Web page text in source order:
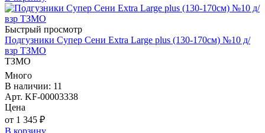
Быстрый просмотр
Подгузники Супер Сени Extra Large plus (130-170см) №10 д/
взр ТЗМО
ТЗМО
Много
В наличии: 11
Арт. KF-00003338
Цена
от 1 345 ₽